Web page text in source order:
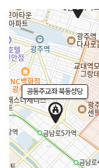
공동주교좌 북동성당